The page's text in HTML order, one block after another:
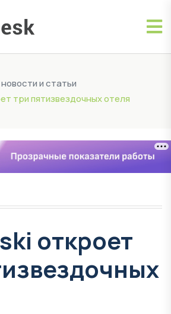
и статьи
три пятизвездочных отеля
откроет